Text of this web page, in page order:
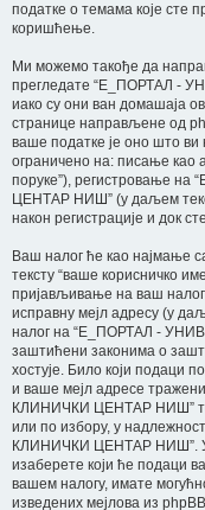
податке о темама које сте
коришћење.
Ми можемо такође да
прегледате “E_ПОРТАЛ
иако су они ван домашаја
странице направљене од
ваше податке је оно што
ограничено на: писање као
поруке”), регистровање
ЦЕНТАР НИШ” (у даљем
након регистрације и док
Ваш налог ће као најмање
тексту “ваше корисничко
пријављивање на ваш
исправну мејл адресу (у
налог на “E_ПОРТАЛ -
заштићени законима о
хостује. Било који подаци
и ваше мејл адресе
КЛИНИЧКИ ЦЕНТАР НИШ”
или по избору, у
КЛИНИЧКИ ЦЕНТАР НИШ”. У
изаберете који ће подаци
вашем налогу, имате
изведених мејлова из